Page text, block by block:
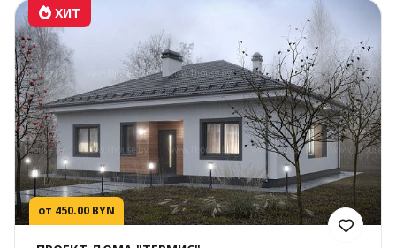
от 450.00 BYN
ХИТ